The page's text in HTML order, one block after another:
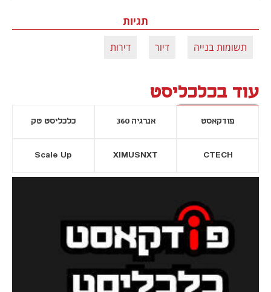
תגיות
תשומות בנייה דיור דירות
עוד בכלכליסט
פודקאסט אנרגיה 360 כלכליסט טק
CTECH
XIMUSNXT
Scale Up
נפתח בכרטיסייה חדשה חדשה